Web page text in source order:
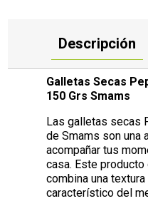
Descripción
Galletas Secas
150 Grs Smams
Las galletas secas
de Smams son una
acompañar tus
casa. Este producto
combina una
característico del